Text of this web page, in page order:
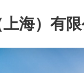
海）有